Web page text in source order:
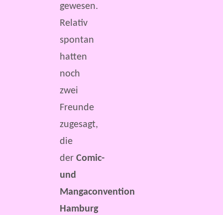
gewesen.
Relativ
spontan
hatten
noch
zwei
Freunde
zugesagt,
die
der Comic-
und
Mangaconvention
Hamburg